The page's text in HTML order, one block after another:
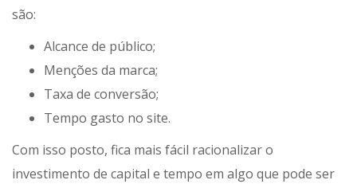
são:
Alcance de público;
Menções da marca;
Taxa de conversão;
Tempo gasto no site.
Com isso posto, fica mais fácil racionalizar o
investimento de capital e tempo em algo que pode ser